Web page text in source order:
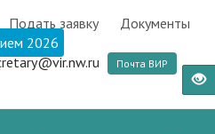
Подать заявку
Документы
2026
Почта ВИР